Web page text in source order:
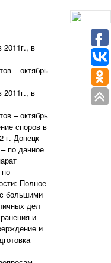
в
– октябрь
в
– октябрь
споров в
г. Донецк
по данное
Полное
большими
дел
и
и